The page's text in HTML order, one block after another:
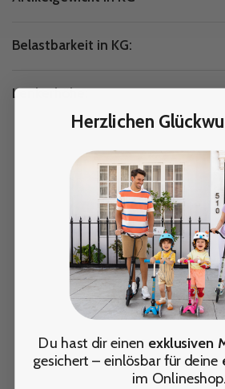
Belastbarkeit in KG:
Lenkerhöhe:
Herzlichen
Du hast dir einen exklusiven
gesichert – einlösbar für deine
im Onlineshop.